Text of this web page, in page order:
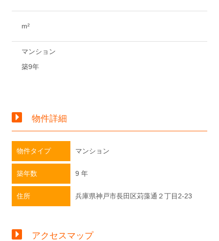
m²
マンション
築9年
物件詳細
物件タイプ マンション
築年数 9 年
住所 兵庫県神戸市長田区苅藻通２丁目2-23
アクセスマップ